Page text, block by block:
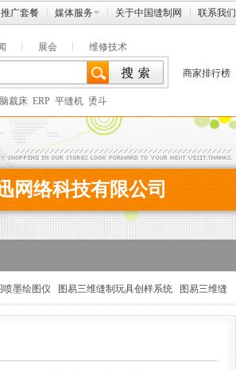
推广套餐 媒体服务 关于中国缝制网 联系我们
展会 维修技术
裁床 ERP 平缝机 烫斗
商家排行榜
网络科技有限公司
喷墨绘图仪 图易三维缝制玩具创样系统
图易三维缝